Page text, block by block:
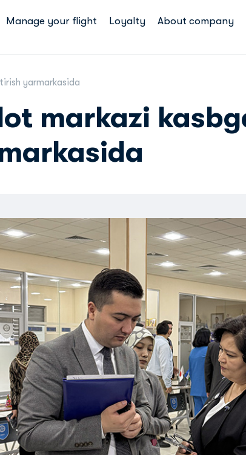
Manage your flight Loyalty About company
yarmarkasida
markazi